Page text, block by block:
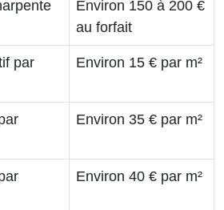
Environ 150 à 200 €
au forfait
par
Environ 15 € par m²
Environ 35 € par m²
Environ 40 € par m²